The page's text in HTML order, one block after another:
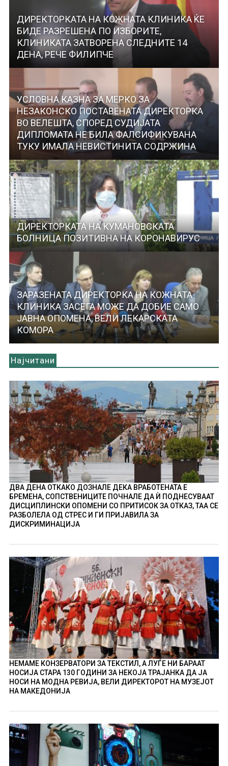
ДИРЕКТОРКАТА НА КОЖНАТА КЛИНИКА ЌЕ
БИДЕ РАЗРЕШЕНА ПО ИЗБОРИТЕ,
КЛИНИКАТА ЗАТВОРЕНА СЛЕДНИТЕ 14
ДЕНА, РЕЧЕ ФИЛИПЧЕ
УСЛОВНА КАЗНА ЗА МЕРКО ЗА
НЕЗАКОНСКО ПОСТАВЕНАТА ДИРЕКТОРКА
ВО ВЕЛЕШТА, СПОРЕД СУДИЈАТА
ДИПЛОМАТА НЕ БИЛА ФАЛСИФИКУВАНА
ТУКУ ИМАЛА НЕВИСТИНИТА СОДРЖИНА
ДИРЕКТОРКАТА НА КУМАНОВСКАТА
БОЛНИЦА ПОЗИТИВНА НА КОРОНАВИРУС
ЗАРАЗЕНАТА ДИРЕКТОРКА НА КОЖНАТА
КЛИНИКА ЗАСЕГА МОЖЕ ДА ДОБИЕ САМО
ЈАВНА ОПОМЕНА, ВЕЛИ ЛЕКАРСКАТА
КОМОРА
Најчитани
ДВА ДЕНА ОТКАКО ДОЗНАЛЕ ДЕКА ВРАБОТЕНАТА Е
БРЕМЕНА, СОПСТВЕНИЦИТЕ ПОЧНАЛЕ ДА Ѝ ПОДНЕСУВААТ
ДИСЦИПЛИНСКИ ОПОМЕНИ СО ПРИТИСОК ЗА ОТКАЗ, ТАА СЕ
РАЗБОЛЕЛА ОД СТРЕС И ГИ ПРИЈАВИЛА ЗА
ДИСКРИМИНАЦИЈА
НЕМАМЕ КОНЗЕРВАТОРИ ЗА ТЕКСТИЛ, А ЛУЃЕ НИ БАРААТ
НОСИЈА СТАРА 130 ГОДИНИ ЗА НЕКОЈА ТРАЈАНКА ДА ЈА
НОСИ НА МОДНА РЕВИЈА, ВЕЛИ ДИРЕКТОРОТ НА МУЗЕЈОТ
НА МАКЕДОНИЈА